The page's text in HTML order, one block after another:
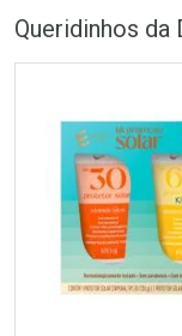
Queridinhos da